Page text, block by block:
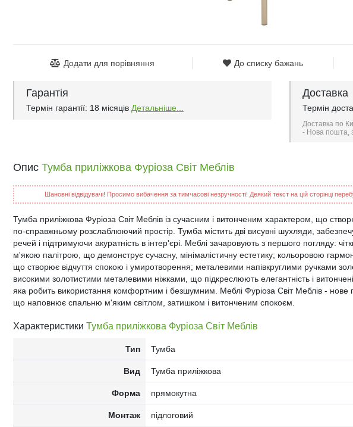
Додати для порівняння До списку бажань
Гарантія
Термін гарантії: 18 місяців Детальніше...
Доставка
Термін
Доставка по
- Нова пошта,
Опис Тумба приліжкова Фуріоза Світ Меблів
Шановні відвідувачі! Просимо вибачення за тимчасові незручності! Деякий текст на цій сторінці
Тумба приліжкова Фуріоза Світ Меблів із сучасним і витонченим характером, що
по-справжньому розслаблюючий простір. Тумба містить дві висувні шухляди,
речей і підтримуючи акуратність в інтер'єрі. Меблі зачаровують з першого погляду:
м'якою палітрою, що демонструє сучасну, мінімалістичну естетику; кольоровою
що створює відчуття спокою і умиротворення; металевими напівкруглими ручками
високими золотистими металевими ніжками, що підкреслюють елегантність і
яка робить використання комфортним і безшумним. Меблі Фуріоза Світ Меблів - нове
що наповнює спальню м'яким світлом, затишком і витонченим спокоєм.
Характеристики Тумба приліжкова Фуріоза Світ Меблів
Тип Тумба
Вид Тумба приліжкова
Форма прямокутна
Монтаж підлоговий